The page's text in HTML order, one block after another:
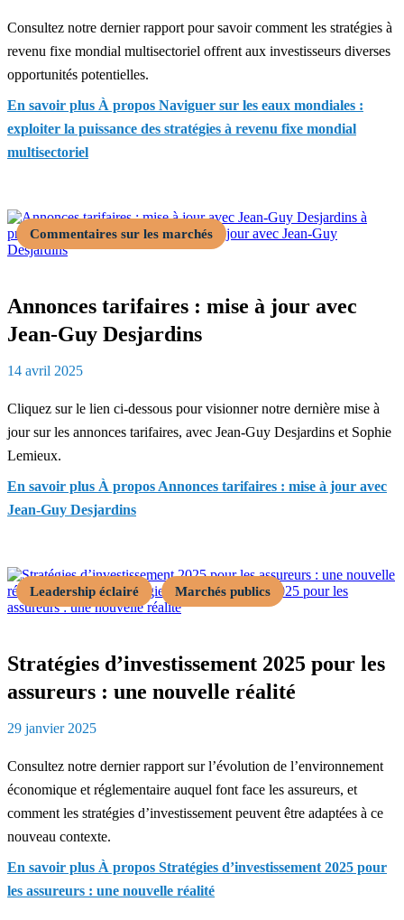
Consultez notre dernier rapport pour savoir comment les stratégies à
revenu fixe mondial multisectoriel offrent aux investisseurs diverses
opportunités potentielles.
En savoir plus À propos Naviguer sur les eaux mondiales :
exploiter la puissance des stratégies à revenu fixe mondial
multisectoriel
Commentaires sur les marchés
Annonces tarifaires : mise à jour avec
Jean-Guy Desjardins
14 avril 2025
Cliquez sur le lien ci-dessous pour visionner notre dernière mise à
jour sur les annonces tarifaires, avec Jean-Guy Desjardins et Sophie
Lemieux.
En savoir plus À propos Annonces tarifaires : mise à jour avec
Jean-Guy Desjardins
Leadership éclairé Marchés publics
Stratégies d’investissement 2025 pour les
assureurs : une nouvelle réalité
29 janvier 2025
Consultez notre dernier rapport sur l’évolution de l’environnement
économique et réglementaire auquel font face les assureurs, et
comment les stratégies d’investissement peuvent être adaptées à ce
nouveau contexte.
En savoir plus À propos Stratégies d’investissement 2025 pour
les assureurs : une nouvelle réalité